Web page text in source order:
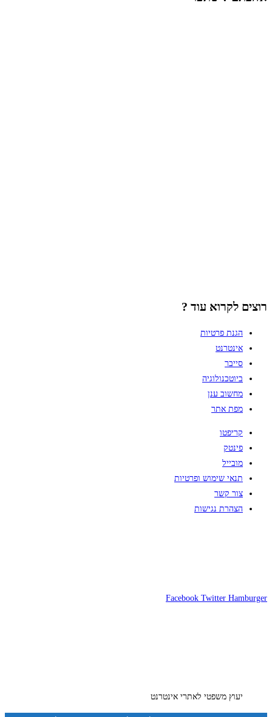
רוצים לקרוא עוד ?
הגנת פרטיות
אינטרנט
סייבר
ביוטכנולוגיה
מחשוב ענן
מפת אתר
קריפטו
פינטק
מובייל
תנאי שימוש ופרטיות
צור קשר
הצהרת נגישות
Facebook Twitter Hamburger
יעוץ משפטי לאתרי אינטרנט